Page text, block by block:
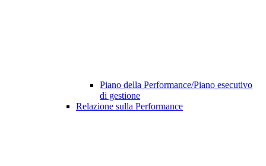
Piano della Performance/Piano esecutivo
di gestione
Relazione sulla Performance